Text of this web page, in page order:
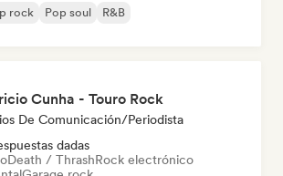
rock Pop soul R&B
Cunha - Touro Rock
De Comunicación/Periodista
dadas
Death / ThrashRock electrónico